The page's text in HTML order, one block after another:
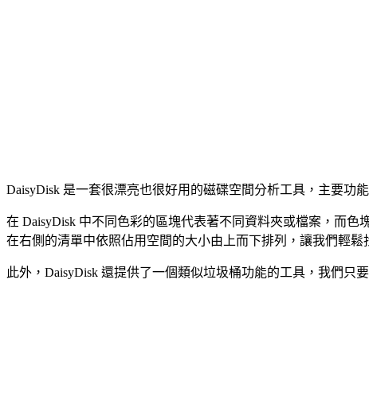
DaisyDisk 是一套很漂亮也很好用的磁碟空間分析工具，主要功
在 DaisyDisk 中不同色彩的區塊代表著不同資料夾或檔案，而
在右側的清單中依照佔用空間的大小由上而下排列，讓我們輕鬆
此外，DaisyDisk 還提供了一個類似垃圾桶功能的工具，我們只